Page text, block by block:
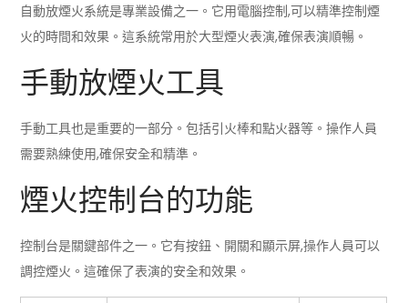
自動放煙火系統是專業設備之一。它用電腦控制,可以精準控制煙
火的時間和效果。這系統常用於大型煙火表演,確保表演順暢。
手動放煙火工具
手動工具也是重要的一部分。包括引火棒和點火器等。操作人員
需要熟練使用,確保安全和精準。
煙火控制台的功能
控制台是關鍵部件之一。它有按鈕、開關和顯示屏,操作人員可以
調控煙火。這確保了表演的安全和效果。